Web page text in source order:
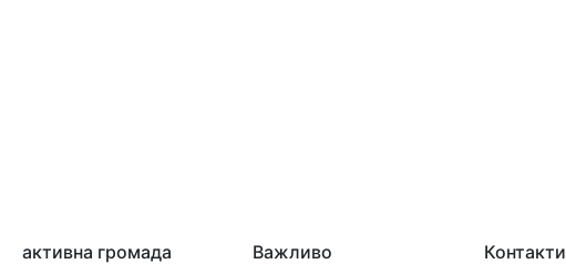
активна громада
Важливо
Контакти